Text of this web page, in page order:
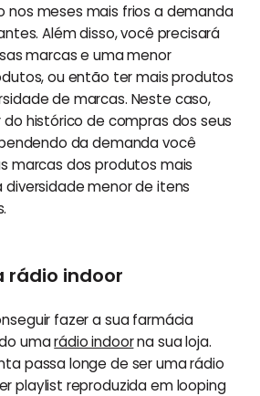
nos meses mais frios a demanda
Além disso, você precisará
marcas e uma menor
ou então ter mais produtos
de marcas. Neste caso,
histórico de compras dos seus
da demanda você
marcas dos produtos mais
diversidade menor de itens
rádio indoor
fazer a sua farmácia
umarádio indoorna sua loja.
passa longe de ser uma rádio
playlist reproduzida em looping